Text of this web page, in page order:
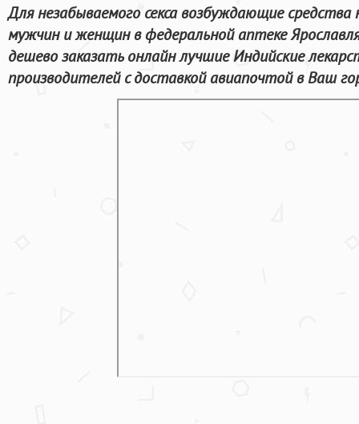
Для незабываемого секса возбуждающие средства
мужчин и женщин в федеральной аптеке
дешево заказать онлайн лучшие Индийские
производителей с доставкой авиапочтой в Ваш